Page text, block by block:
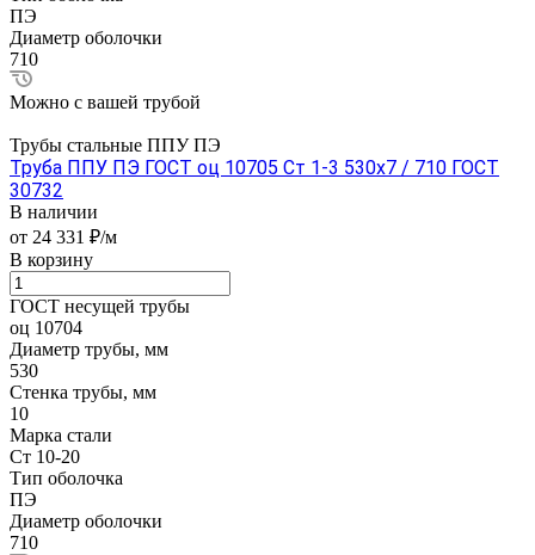
ПЭ
Диаметр оболочки
710
Можно с вашей трубой
Трубы стальные ППУ ПЭ
Труба ППУ ПЭ ГОСТ оц 10705 Ст 1-3 530x7 / 710 ГОСТ
30732
В наличии
от 24 331 ₽/м
В корзину
ГОСТ несущей трубы
оц 10704
Диаметр трубы, мм
530
Стенка трубы, мм
10
Марка стали
Ст 10-20
Тип оболочка
ПЭ
Диаметр оболочки
710